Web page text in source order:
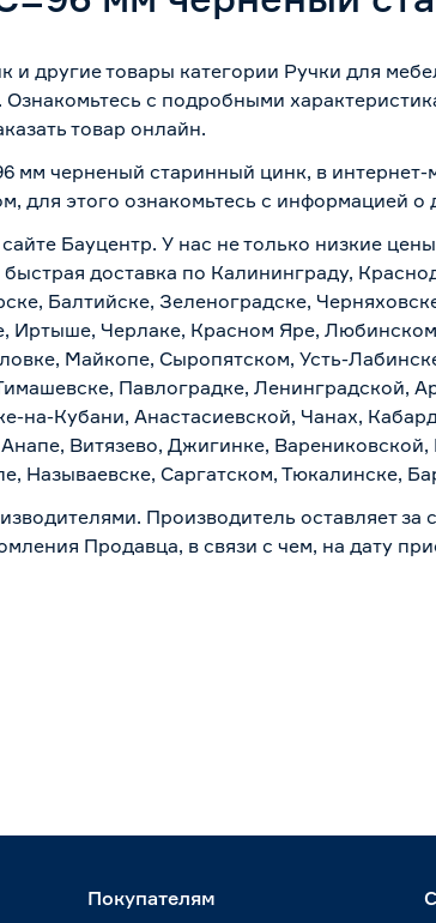
другие товары категории Ручки для
с подробными
товар онлайн.
мм черненый старинный цинк, в
для этого ознакомьтесь с информацией о
Бауцентр. У нас не только низкие
доставка по Калининграду,
Балтийске, Зеленоградске,
Иртыше, Черлаке, Красном Яре,
Майкопе, Сыропятском, Усть-
Павлоградке, Ленинградской,
на-Кубани, Анастасиевской, Чанах,
Витязево, Джигинке, Варениковской,
Называевске, Саргатском, Тюкалинске,
Производитель оставляет за
Продавца, в связи с чем, на дату
Покупателям